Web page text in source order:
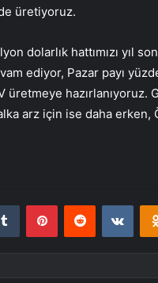
üretiyoruz.
dolarlık hattımızı yıl
ediyor, Pazar payı
üretmeye
arz için ise daha erken,
Tumblr PinterestReddit